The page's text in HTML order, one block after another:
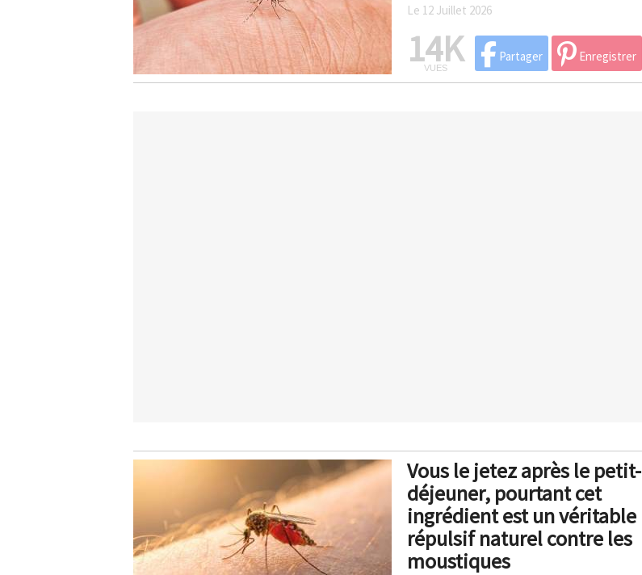
Le 12 Juillet 2026
14K
VUES
Partager Enregistrer
Vous le jetez après le petit-
déjeuner, pourtant cet
ingrédient est un véritable
répulsif naturel contre les
moustiques